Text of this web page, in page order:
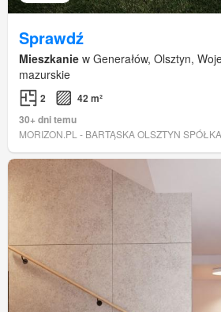
Sprawdź
Mieszkanie w Generałów, Olsztyn,
mazurskie
2
42 m²
30+ dni temu